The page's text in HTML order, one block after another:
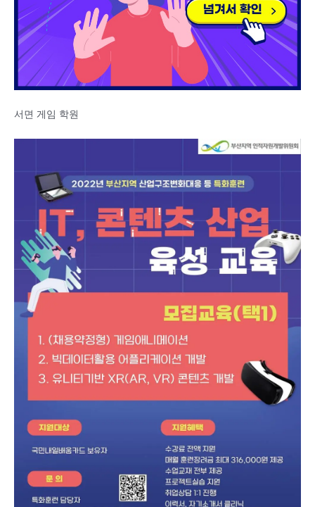
서면 게임 학원